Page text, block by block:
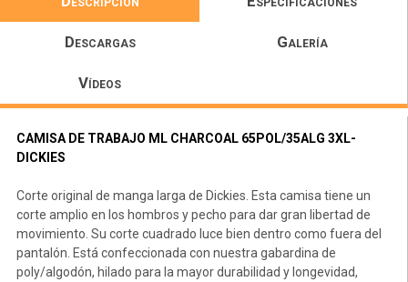
Descargas Galería
Vídeos
CAMISA DE TRABAJO ML CHARCOAL 65POL/35ALG 3XL-
DICKIES
Corte original de manga larga de Dickies. Esta camisa tiene un
corte amplio en los hombros y pecho para dar gran libertad de
movimiento. Su corte cuadrado luce bien dentro como fuera del
pantalón. Está confeccionada con nuestra gabardina de
poly/algodón, hilado para la mayor durabilidad y longevidad,